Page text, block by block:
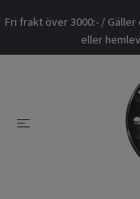
Fri frakt över 3000:- /
eller